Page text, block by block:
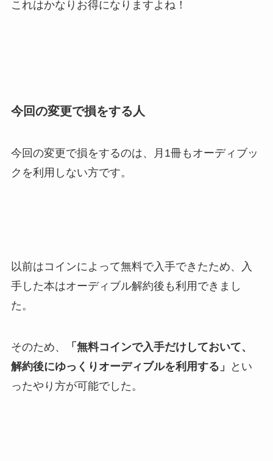
これはかなりお得になりますよね！
今回の変更で損をする人
今回の変更で損をするのは、月1冊もオーディブッ
クを利用しない方です。
以前はコインによって無料で入手できたため、入
手した本はオーディブル解約後も利用できまし
た。
そのため、
「無料コインで入手だけしておいて、
解約後にゆっくりオーディブルを利用する」
とい
ったやり方が可能でした。